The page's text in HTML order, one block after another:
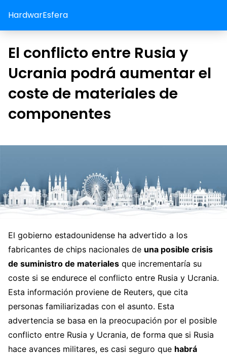
HardwarEsfera
El conflicto entre Rusia y
Ucrania podrá aumentar el
coste de materiales de
componentes
El gobierno estadounidense ha advertido a los
fabricantes de chips nacionales de una posible crisis
de suministro de materiales que incrementaría su
coste si se endurece el conflicto entre Rusia y Ucrania.
Esta información proviene de Reuters, que cita
personas familiarizadas con el asunto. Esta
advertencia se basa en la preocupación por el posible
conflicto entre Rusia y Ucrania, de forma que si Rusia
hace avances militares, es casi seguro que habrá